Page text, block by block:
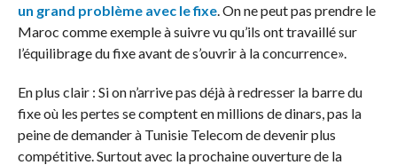
un grand problème avec le fixe. On ne peut pas prendre le
Maroc comme exemple à suivre vu qu’ils ont travaillé sur
l’équilibrage du fixe avant de s’ouvrir à la concurrence».
En plus clair : Si on n’arrive pas déjà à redresser la barre du
fixe où les pertes se comptent en millions de dinars, pas la
peine de demander à Tunisie Telecom de devenir plus
compétitive. Surtout avec la prochaine ouverture de la